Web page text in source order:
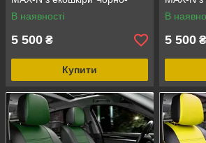
червоний
В наявності
5 500 ₴
Купити
жовтий
В
5 500 ₴